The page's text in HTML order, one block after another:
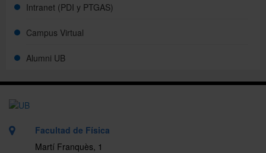
Intranet (PDI y PTGAS)
Campus Virtual
Alumni UB
Facultad de Física
Martí Franquès, 1